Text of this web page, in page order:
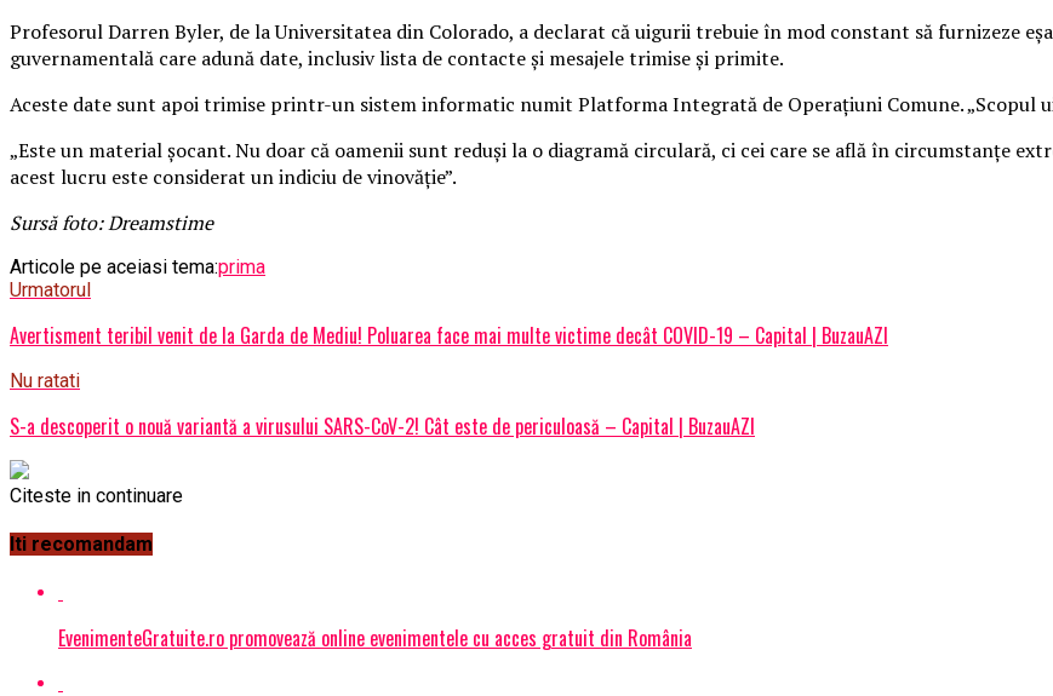
Profesorul Darren Byler, de la Universitatea din Colorado, a declarat că uigurii trebuie în mod constant să furnizeze
guvernamentală care adună date, inclusiv lista de contacte și mesajele trimise și primite.
Aceste date sunt apoi trimise printr-un sistem informatic numit Platforma Integrată de Operațiuni Comune. „Scopul
„Este un material șocant. Nu doar că oamenii sunt reduși la o diagramă circulară, ci cei care se află în circumstanțe
acest lucru este considerat un indiciu de vinovăție”.
Sursă foto: Dreamstime
Articole pe aceiasi tema:prima
Urmatorul
Avertisment teribil venit de la Garda de Mediu! Poluarea face mai multe victime decât COVID-19 – Capital | BuzauAZI
Nu ratati
S-a descoperit o nouă variantă a virusului SARS-CoV-2! Cât este de periculoasă – Capital | BuzauAZI
Citeste in continuare
Iti recomandam
EvenimenteGratuite.ro promovează online evenimentele cu acces gratuit din România